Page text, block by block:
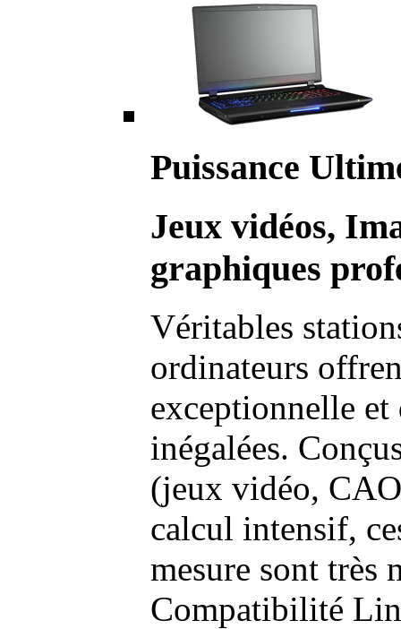
Puissance
Jeux vidéos,
graphiques
Véritables
ordinateurs
exceptionnelle et
inégalées.
(jeux vidéo,
calcul intensif,
mesure sont très
Compatibilité